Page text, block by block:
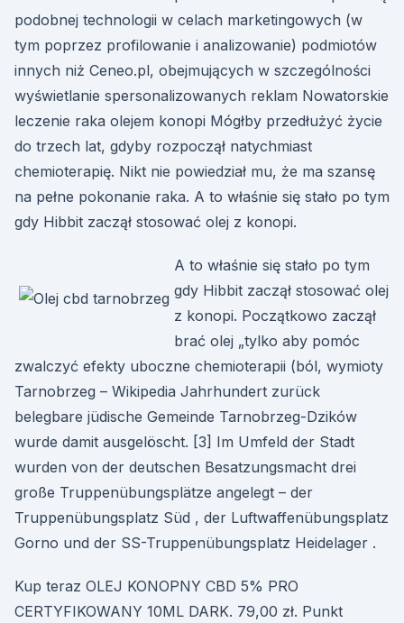
podobnej technologii w celach marketingowych (w
tym poprzez profilowanie i analizowanie) podmiotów
innych niż Ceneo.pl, obejmujących w szczególności
wyświetlanie spersonalizowanych reklam Nowatorskie
leczenie raka olejem konopi Mógłby przedłużyć życie
do trzech lat, gdyby rozpoczął natychmiast
chemioterapię. Nikt nie powiedział mu, że ma szansę
na pełne pokonanie raka. A to właśnie się stało po tym
gdy Hibbit zaczął stosować olej z konopi.
A to właśnie się stało po tym
gdy Hibbit zaczął stosować olej
z konopi. Początkowo zaczął
brać olej „tylko aby pomóc
zwalczyć efekty uboczne chemioterapii (ból, wymioty
Tarnobrzeg – Wikipedia Jahrhundert zurück
belegbare jüdische Gemeinde Tarnobrzeg-Dzików
wurde damit ausgelöscht. [3] Im Umfeld der Stadt
wurden von der deutschen Besatzungsmacht drei
große Truppenübungsplätze angelegt – der
Truppenübungsplatz Süd , der Luftwaffenübungsplatz
Gorno und der SS-Truppenübungsplatz Heidelager .
Kup teraz OLEJ KONOPNY CBD 5% PRO
CERTYFIKOWANY 10ML DARK. 79,00 zł. Punkt